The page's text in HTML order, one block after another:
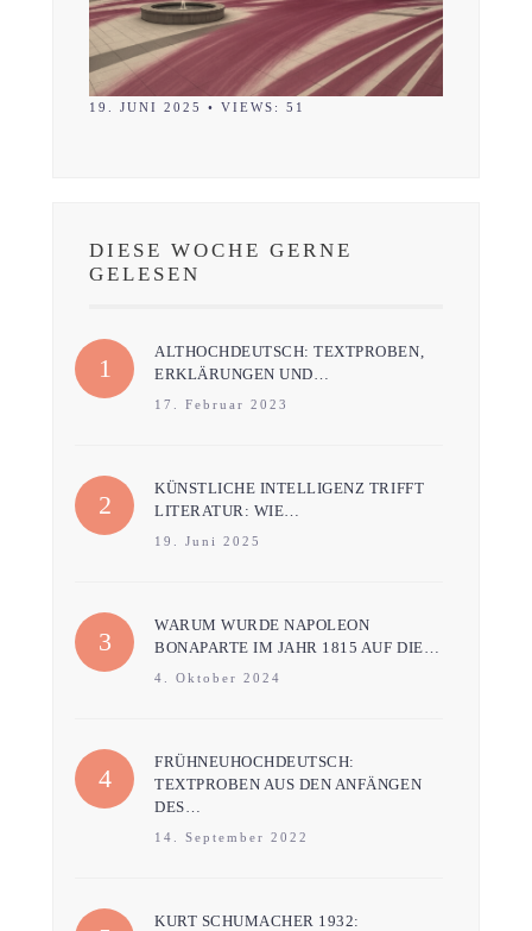
19. JUNI 2025 • VIEWS: 51
DIESE WOCHE GERNE
GELESEN
ALTHOCHDEUTSCH: TEXTPROBEN,
ERKLÄRUNGEN UND…
17. Februar 2023
KÜNSTLICHE INTELLIGENZ TRIFFT
LITERATUR: WIE…
19. Juni 2025
WARUM WURDE NAPOLEON
BONAPARTE IM JAHR 1815 AUF DIE…
4. Oktober 2024
FRÜHNEUHOCHDEUTSCH:
TEXTPROBEN AUS DEN ANFÄNGEN
DES…
14. September 2022
KURT SCHUMACHER 1932: